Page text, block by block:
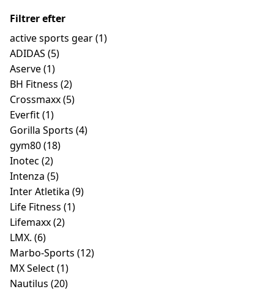
Filtrer efter
active sports gear(1)
ADIDAS (5)
Aserve(1)
BH Fitness (2)
Crossmaxx(5)
Everfit(1)
Gorilla Sports (4)
gym80(18)
Inotec (2)
Intenza (5)
Inter Atletika (9)
Life Fitness (1)
Lifemaxx(2)
LMX. (6)
Marbo-Sports (12)
MX Select(1)
Nautilus (20)